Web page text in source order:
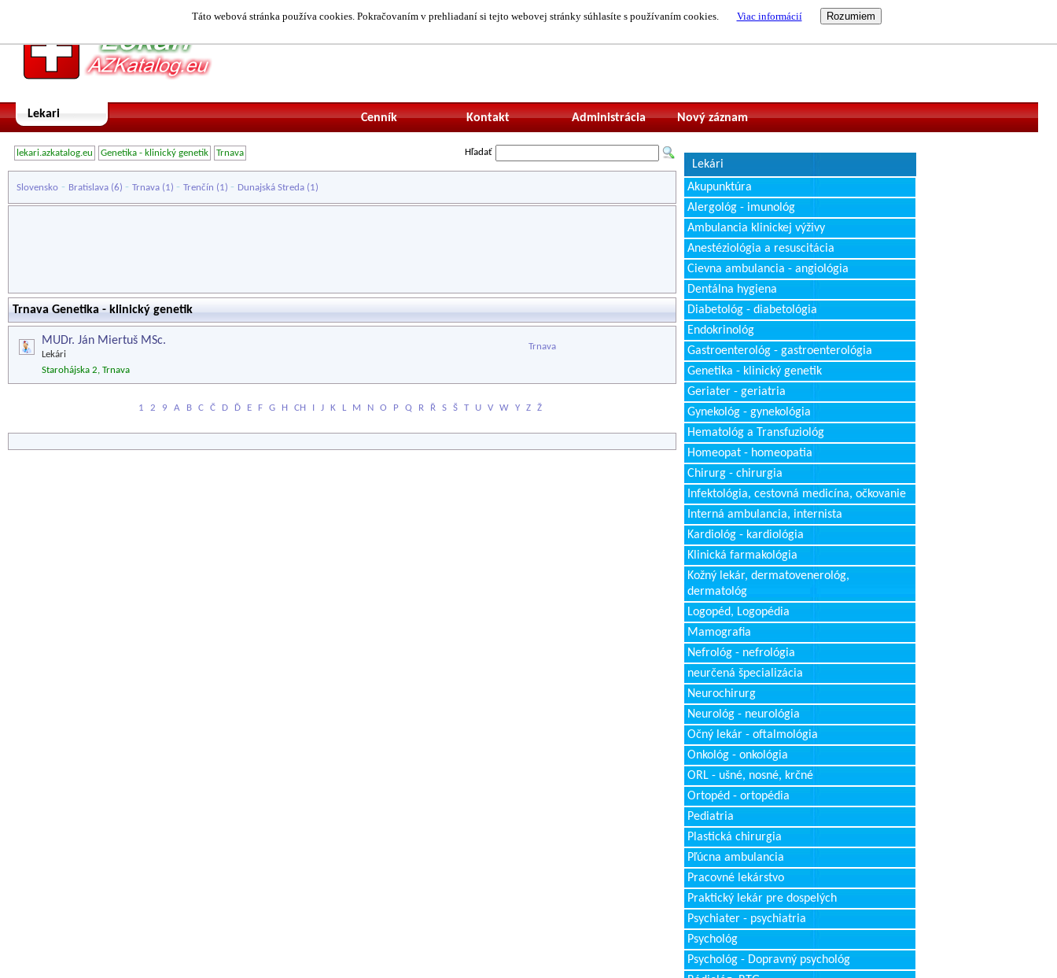
Táto webová stránka používa cookies. Pokračovaním v prehliadaní si tejto webovej stránky súhlasíte s používaním cookies. Viac informácií
Lekari Nový záznam
Administrácia
Kontakt
Cenník
lekari.azkatalog.eu Genetika - klinický genetik Trnava Hľadať
Slovensko - Bratislava (6) - Trnava (1) - Trenčín (1) - Dunajská Streda (1)
Trnava Genetika - klinický genetik
MUDr. Ján Miertuš MSc.
Lekári
Trnava
Starohájska 2, Trnava
1 2 9 A B C Č D Ď E F G H CH I J K L M N O P Q R Ř S Š T U V W Y Z Ž
Lekári
Akupunktúra
Alergológ - imunológ
Ambulancia klinickej výživy
Anestéziológia a resuscitácia
Cievna ambulancia - angiológia
Dentálna hygiena
Diabetológ - diabetológia
Endokrinológ
Gastroenterológ - gastroenterológia
Genetika - klinický genetik
Geriater - geriatria
Gynekológ - gynekológia
Hematológ a Transfuziológ
Homeopat - homeopatia
Chirurg - chirurgia
Infektológia, cestovná medicína, očkovanie
Interná ambulancia, internista
Kardiológ - kardiológia
Klinická farmakológia
Kožný lekár, dermatovenerológ,
dermatológ
Logopéd, Logopédia
Mamografia
Nefrológ - nefrológia
neurčená špecializácia
Neurochirurg
Neurológ - neurológia
Očný lekár - oftalmológia
Onkológ - onkológia
ORL - ušné, nosné, krčné
Ortopéd - ortopédia
Pediatria
Plastická chirurgia
Pľúcna ambulancia
Pracovné lekárstvo
Praktický lekár pre dospelých
Psychiater - psychiatria
Psychológ
Psychológ - Dopravný psychológ